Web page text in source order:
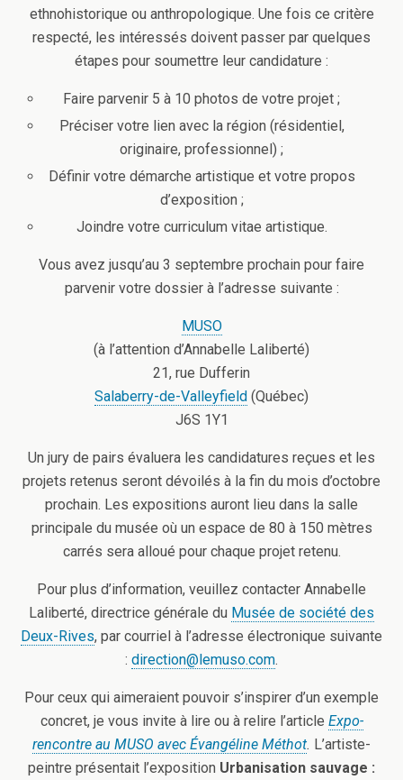
ethnohistorique ou anthropologique. Une fois ce critère
respecté, les intéressés doivent passer par quelques
étapes pour soumettre leur candidature :
Faire parvenir 5 à 10 photos de votre projet ;
Préciser votre lien avec la région (résidentiel,
originaire, professionnel) ;
Définir votre démarche artistique et votre propos
d’exposition ;
Joindre votre curriculum vitae artistique.
Vous avez jusqu’au 3 septembre prochain pour faire
parvenir votre dossier à l’adresse suivante :
MUSO
(à l’attention d’Annabelle Laliberté)
21, rue Dufferin
Salaberry-de-Valleyfield (Québec)
J6S 1Y1
Un jury de pairs évaluera les candidatures reçues et les
projets retenus seront dévoilés à la fin du mois d’octobre
prochain. Les expositions auront lieu dans la salle
principale du musée où un espace de 80 à 150 mètres
carrés sera alloué pour chaque projet retenu.
Pour plus d’information, veuillez contacter Annabelle
Laliberté, directrice générale du Musée de société des
Deux-Rives, par courriel à l’adresse électronique suivante
: direction@lemuso.com.
Pour ceux qui aimeraient pouvoir s’inspirer d’un exemple
concret, je vous invite à lire ou à relire l’article Expo-
rencontre au MUSO avec Évangéline Méthot. L’artiste-
peintre présentait l’exposition Urbanisation sauvage :